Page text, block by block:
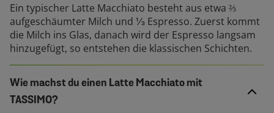
Ein typischer Latte Macchiato besteht aus etwa ⅔
aufgeschäumter Milch und ⅓ Espresso. Zuerst kommt
die Milch ins Glas, danach wird der Espresso langsam
hinzugefügt, so entstehen die klassischen Schichten.
Wie machst du einen Latte Macchiato mit
TASSIMO?